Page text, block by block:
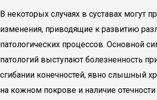
В некоторых случаях в суставах могут
изменения, приводящие к развитию
патологических процессов. Основной
патологий выступают болезненность
сгибании конечностей, явно слышный
на кожном покрове и наличие